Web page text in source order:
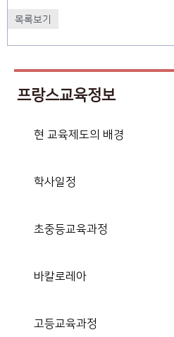
목록보기
프랑스교육정보
현 교육제도의 배경
학사일정
초중등교육과정
바칼로레아
고등교육과정